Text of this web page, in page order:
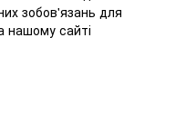
зобов'язань для
нашому сайті